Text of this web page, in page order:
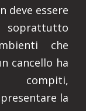
deve essere
che
cancello ha
compiti,
la